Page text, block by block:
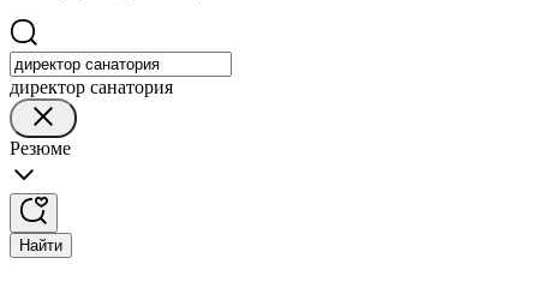
директор санатория
Резюме
Найти